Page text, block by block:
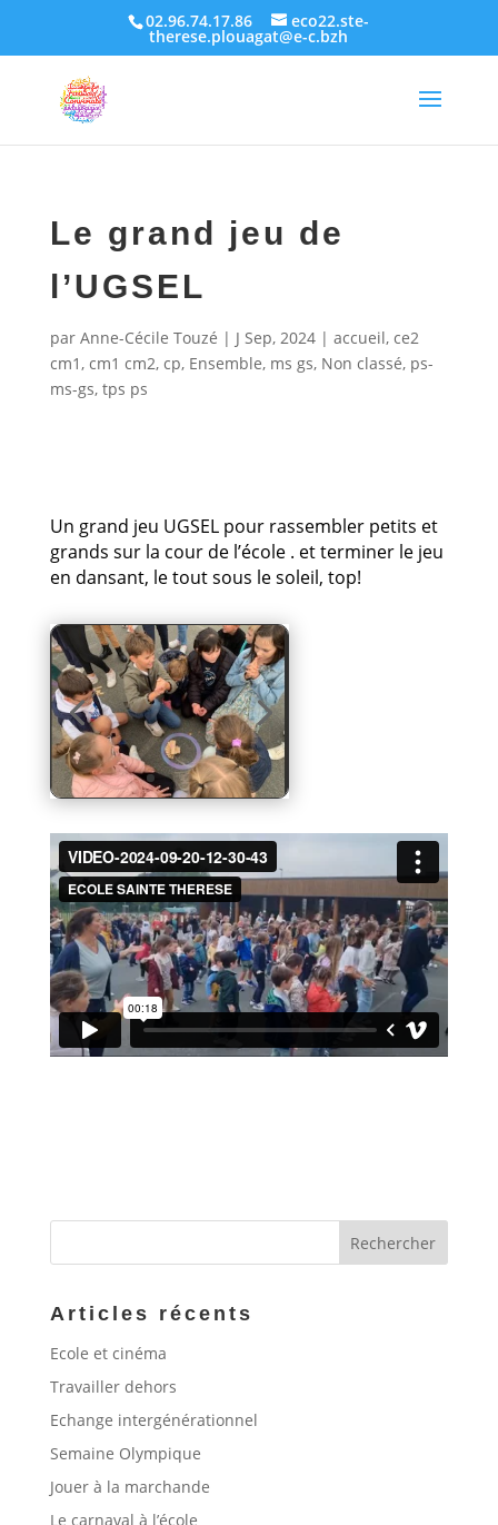
02.96.74.17.86 eco22.ste-
therese.plouagat@e-c.bzh
Le grand jeu de
l’UGSEL
par Anne-Cécile Touzé | J Sep, 2024| accueil, ce2
cm1, cm1 cm2, cp, Ensemble, ms gs, Non classé, ps-
ms-gs, tps ps
Un grand jeu UGSEL pour rassembler petits et
grands sur la cour de l’école . et terminer le jeu
en dansant, le tout sous le soleil, top!
Articles récents
Ecole et cinéma
Travailler dehors
Echange intergénérationnel
Semaine Olympique
Jouer à la marchande
Le carnaval à l’école